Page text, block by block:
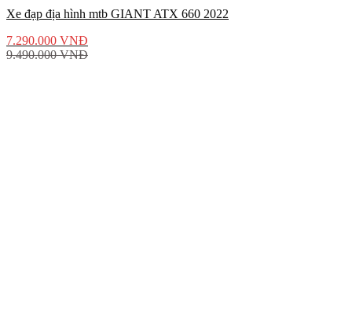
Xe đạp địa hình mtb GIANT ATX 660 2022
7.290.000 VNĐ
9.490.000VNĐ